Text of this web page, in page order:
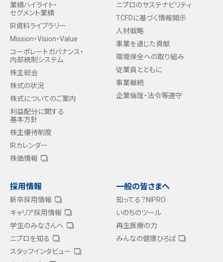
業績ハイライト・
セグメント業績
IR資料ライブラリー
Mission・Vision・Value
コーポレートガバナンス・
内部統制システム
株主総会
株式の状況
株式についてのご案内
利益配分に関する
基本方針
株主優待制度
IRカレンダー
株価情報
ニプロのサステナビリティ
TCFDに基づく情報開示
人材戦略
事業を通じた貢献
環境保全への取り組み
従業員とともに
事業継続
企業倫理・法令等遵守
採用情報
新卒採用情報
キャリア採用情報
学生のみなさんへ
ニプロを知る
スタッフインタビュー
一般の皆さまへ
知ってる？NIPRO
いのちのツール
再生医療の力
みんなの健康ひろば